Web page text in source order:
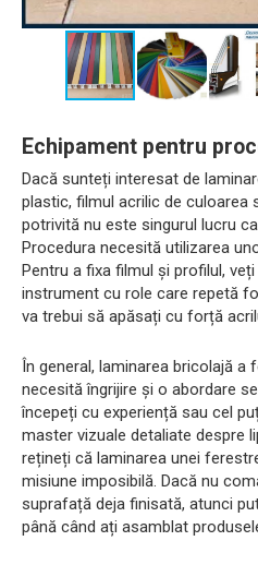
Echipament pentru
Dacă sunteți interesat de
plastic, filmul acrilic de culoarea
potrivită nu este singurul lucru
Procedura necesită utilizarea
Pentru a fixa filmul și profilul,
instrument cu role care repetă
va trebui să apăsați cu forță
În general, laminarea bricolajă
necesită îngrijire și o abordare
începeți cu experiență sau cel
master vizuale detaliate despre
rețineți că laminarea unei
misiune imposibilă. Dacă nu
suprafață deja finisată, atunci
până când ați asamblat